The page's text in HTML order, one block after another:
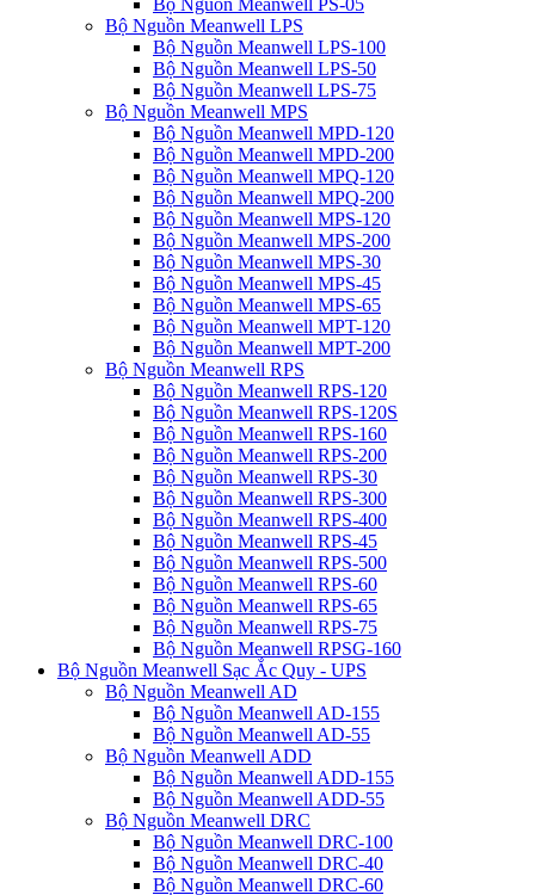
Bộ Nguồn Meanwell LPS
Bộ Nguồn Meanwell LPS-100
Bộ Nguồn Meanwell LPS-50
Bộ Nguồn Meanwell LPS-75
Bộ Nguồn Meanwell MPS
Bộ Nguồn Meanwell MPD-120
Bộ Nguồn Meanwell MPD-200
Bộ Nguồn Meanwell MPQ-120
Bộ Nguồn Meanwell MPQ-200
Bộ Nguồn Meanwell MPS-120
Bộ Nguồn Meanwell MPS-200
Bộ Nguồn Meanwell MPS-30
Bộ Nguồn Meanwell MPS-45
Bộ Nguồn Meanwell MPS-65
Bộ Nguồn Meanwell MPT-120
Bộ Nguồn Meanwell MPT-200
Bộ Nguồn Meanwell RPS
Bộ Nguồn Meanwell RPS-120
Bộ Nguồn Meanwell RPS-120S
Bộ Nguồn Meanwell RPS-160
Bộ Nguồn Meanwell RPS-200
Bộ Nguồn Meanwell RPS-30
Bộ Nguồn Meanwell RPS-300
Bộ Nguồn Meanwell RPS-400
Bộ Nguồn Meanwell RPS-45
Bộ Nguồn Meanwell RPS-500
Bộ Nguồn Meanwell RPS-60
Bộ Nguồn Meanwell RPS-65
Bộ Nguồn Meanwell RPS-75
Bộ Nguồn Meanwell RPSG-160
Bộ Nguồn Meanwell Sạc Ắc Quy - UPS
Bộ Nguồn Meanwell AD
Bộ Nguồn Meanwell AD-155
Bộ Nguồn Meanwell AD-55
Bộ Nguồn Meanwell ADD
Bộ Nguồn Meanwell ADD-155
Bộ Nguồn Meanwell ADD-55
Bộ Nguồn Meanwell DRC
Bộ Nguồn Meanwell DRC-100
Bộ Nguồn Meanwell DRC-40
Bộ Nguồn Meanwell DRC-60